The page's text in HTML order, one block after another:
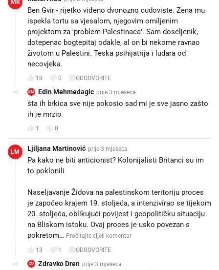
MR
Ben Gvir - rijetko viđeno dvonozno cudoviste. Zena mu
ispekla tortu sa vjesalom, njegovim omiljenim
projektom za 'problem Palestinaca'. Sam doseljenik,
dotepenac bogtepitaj odakle, al on bi nekome ravnao
životom u Palestini. Teska psihijatrija i ludara od
necovjeka.
18 0 ODGOVORITE
EM Edin Mehmedagic prije 3 mjeseca
šta ih brkica sve nije pokosio sad mi je sve jasno zašto
ih je mrzio
1 0
LM Ljiljana Martinović prije 3 mjeseca
Pa kako ne biti anticionist? Kolonijalisti Britanci su im
to poklonili
Naseljavanje Židova na palestinskom teritoriju proces
je započeo krajem 19. stoljeća, a intenzivirao se tijekom
20. stoljeća, oblikujući povijest i geopolitičku situaciju
na Bliskom istoku. Ovaj proces je usko povezan s
pokretom… Pročitajte cijeli komentar
13 1 ODGOVORITE
ZD Zdravko Dren prije 3 mjeseca